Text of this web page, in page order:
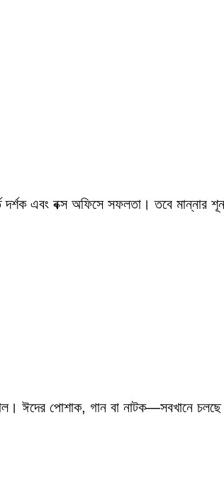
দর্শক এবং বক্স অফিসে সফলতা। তবে
ঈদের পোশাক, গান বা নাটক—সবখানে চলছে